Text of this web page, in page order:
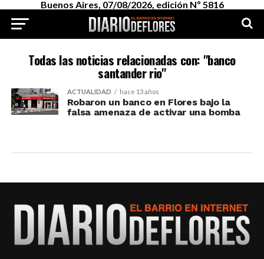
Buenos Aires, 07/08/2026, edición Nº 5816
Todas las noticias relacionadas con: "banco
santander rio"
ACTUALIDAD hace 13 años
Robaron un banco en Flores bajo la
falsa amenaza de activar una bomba